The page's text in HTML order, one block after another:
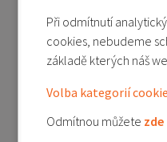
Při odmítnutí
cookies, nebudeme
základě kterých náš
Volba kategorií
Odmítnou můžete zde
Není skladem
13 290 Kč 11 389 Kč